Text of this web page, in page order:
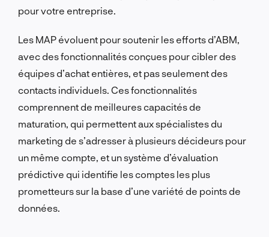
pour votre entreprise.
Les MAP évoluent pour soutenir les efforts d’ABM,
avec des fonctionnalités conçues pour cibler des
équipes d’achat entières, et pas seulement des
contacts individuels. Ces fonctionnalités
comprennent de meilleures capacités de
maturation, qui permettent aux spécialistes du
marketing de s’adresser à plusieurs décideurs pour
un même compte, et un système d’évaluation
prédictive qui identifie les comptes les plus
prometteurs sur la base d’une variété de points de
données.